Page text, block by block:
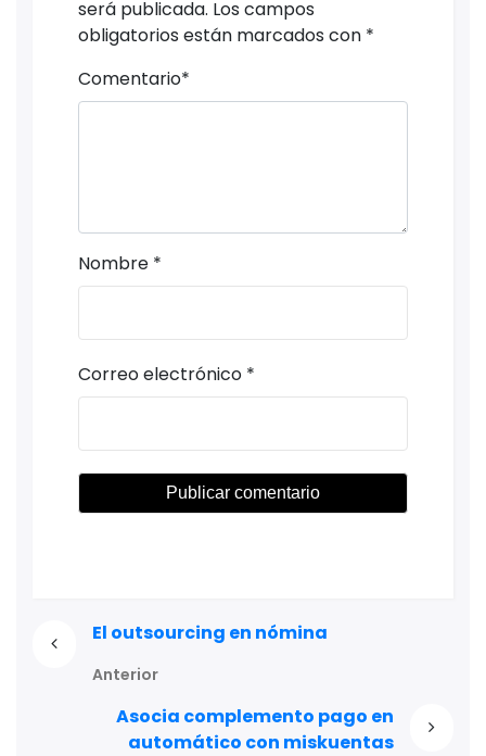
será publicada. Los campos
obligatorios están marcados con *
Comentario*
Nombre *
Correo electrónico *
El outsourcing en nómina
Anterior
Asocia complemento pago en
automático con miskuentas